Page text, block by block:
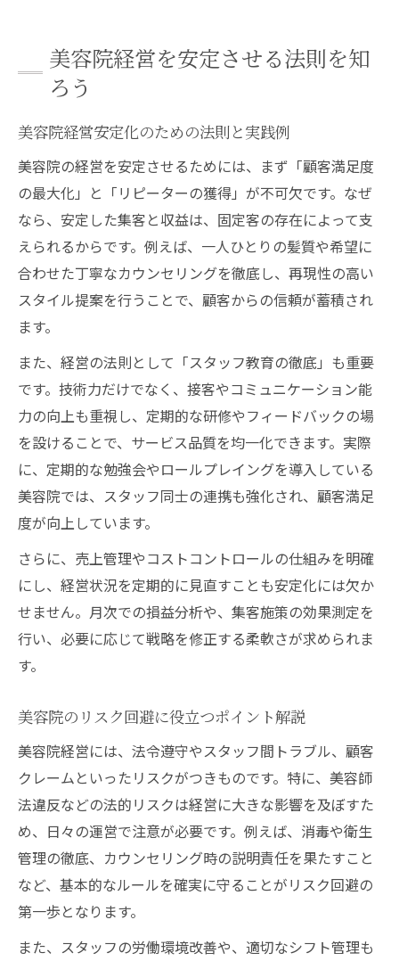
美容院経営を安定させる法則を知
ろう
美容院経営安定化のための法則と実践例
美容院の経営を安定させるためには、まず「顧客満足度
の最大化」と「リピーターの獲得」が不可欠です。なぜ
なら、安定した集客と収益は、固定客の存在によって支
えられるからです。例えば、一人ひとりの髪質や希望に
合わせた丁寧なカウンセリングを徹底し、再現性の高い
スタイル提案を行うことで、顧客からの信頼が蓄積され
ます。
また、経営の法則として「スタッフ教育の徹底」も重要
です。技術力だけでなく、接客やコミュニケーション能
力の向上も重視し、定期的な研修やフィードバックの場
を設けることで、サービス品質を均一化できます。実際
に、定期的な勉強会やロールプレイングを導入している
美容院では、スタッフ同士の連携も強化され、顧客満足
度が向上しています。
さらに、売上管理やコストコントロールの仕組みを明確
にし、経営状況を定期的に見直すことも安定化には欠か
せません。月次での損益分析や、集客施策の効果測定を
行い、必要に応じて戦略を修正する柔軟さが求められま
す。
美容院のリスク回避に役立つポイント解説
美容院経営には、法令遵守やスタッフ間トラブル、顧客
クレームといったリスクがつきものです。特に、美容師
法違反などの法的リスクは経営に大きな影響を及ぼすた
め、日々の運営で注意が必要です。例えば、消毒や衛生
管理の徹底、カウンセリング時の説明責任を果たすこと
など、基本的なルールを確実に守ることがリスク回避の
第一歩となります。
また、スタッフの労働環境改善や、適切なシフト管理も